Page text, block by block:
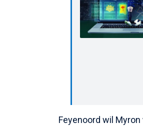
Feyenoord wil Myron